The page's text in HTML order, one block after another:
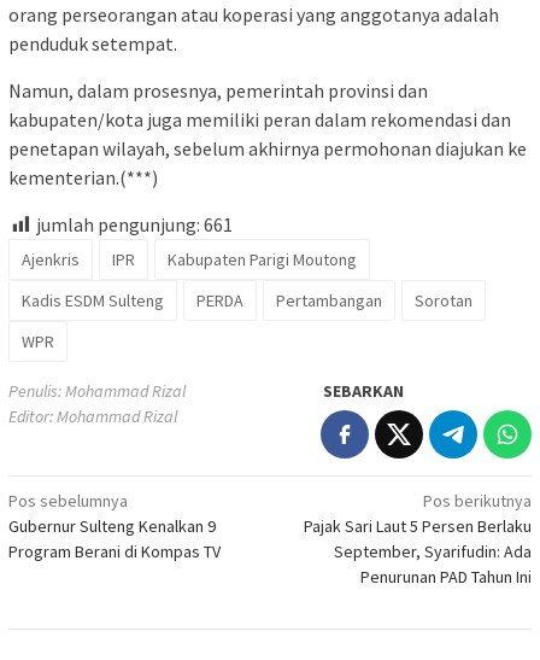
orang perseorangan atau koperasi yang anggotanya adalah
penduduk setempat.
Namun, dalam prosesnya, pemerintah provinsi dan
kabupaten/kota juga memiliki peran dalam rekomendasi dan
penetapan wilayah, sebelum akhirnya permohonan diajukan ke
kementerian.(***)
jumlah pengunjung: 661
Ajenkris IPR
Kabupaten Parigi Moutong
Kadis ESDM Sulteng
PERDA Pertambangan
Sorotan
WPR
Penulis: Mohammad Rizal
Editor: Mohammad Rizal
SEBARKAN
Navigasi
pos
Pos sebelumnya
Gubernur Sulteng Kenalkan 9
Program Berani di Kompas TV
Pos berikutnya
Pajak Sari Laut 5 Persen Berlaku
September, Syarifudin: Ada
Penurunan PAD Tahun Ini